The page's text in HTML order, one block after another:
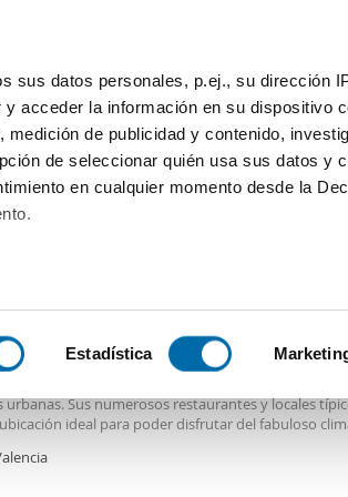
sus datos personales, p.ej., su dirección
acceder la información en su dispositivo
de publicidad y contenido,
de seleccionar quién usa sus datos y
en cualquier momento desde la
para buscar características
sus datos personales y establezca
o retirar su consentimiento en
Estadística
Habitaciones Más filtros - 1
Valencia
Sus numerosos restaurantes y locales
ideal para poder disfrutar del fabuloso